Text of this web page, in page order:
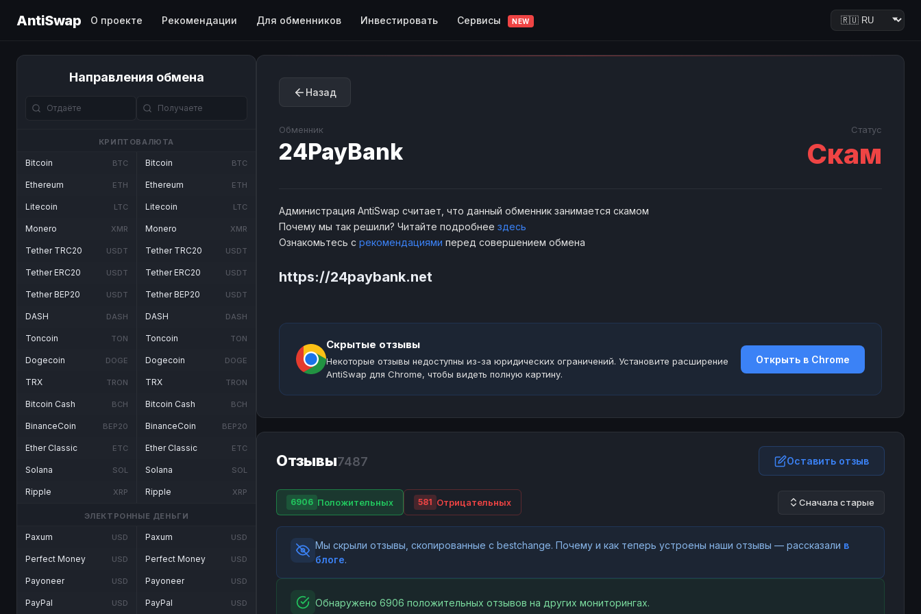
AntiSwap О проекте Рекомендации Для обменников Инвестировать Сервисы NEW
Направления обмена
КРИПТОВАЛЮТА
Bitcoin BTC
Ethereum ETH
Litecoin LTC
Monero XMR
Tether TRC20 USDT
Tether ERC20 USDT
Tether BEP20 USDT
DASH DASH
Toncoin TON
Dogecoin DOGE
TRX TRON
Bitcoin Cash BCH
BinanceCoin BEP20
Ether Classic ETC
Solana SOL
Ripple XRP
Bitcoin BTC
Ethereum ETH
Litecoin LTC
Monero XMR
Tether TRC20 USDT
Tether ERC20 USDT
Tether BEP20 USDT
DASH DASH
Toncoin TON
Dogecoin DOGE
TRX TRON
Bitcoin Cash BCH
BinanceCoin BEP20
Ether Classic ETC
Solana SOL
Ripple XRP
ЭЛЕКТРОННЫЕ ДЕНЬГИ
Paxum USD
Perfect Money USD
Payoneer USD
PayPal USD
Paxum USD
Perfect Money USD
Payoneer USD
PayPal USD
Назад
Обменник
24PayBank
Статус
Скам
Администрация AntiSwap считает, что данный обменник занимается скамом
Почему мы так решили? Читайте подробнее здесь
Ознакомьтесь с рекомендациями перед совершением обмена
https://24paybank.net
Скрытые отзывы
Некоторые отзывы недоступны из-за юридических ограничений. Установите расширение
AntiSwap для Chrome, чтобы видеть полную картину.
Открыть в Chrome
Отзывы7487 Оставить отзыв
6906 Положительных 581 Отрицательных Сначала старые
Мы скрыли отзывы, скопированные с bestchange. Почему и как теперь устроены наши отзывы — рассказали в
блоге.
Обнаружено 6906 положительных отзывов на других мониторингах.